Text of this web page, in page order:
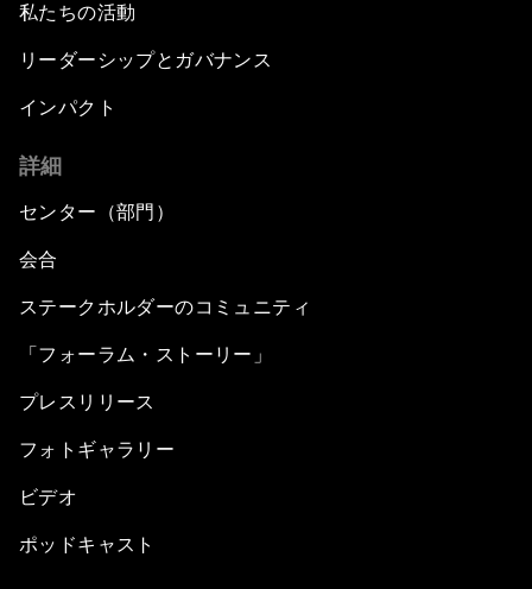
私たちの活動
リーダーシップとガバナンス
インパクト
詳細
センター（部門）
会合
ステークホルダーのコミュニティ
「フォーラム・ストーリー」
プレスリリース
フォトギャラリー
ビデオ
ポッドキャスト